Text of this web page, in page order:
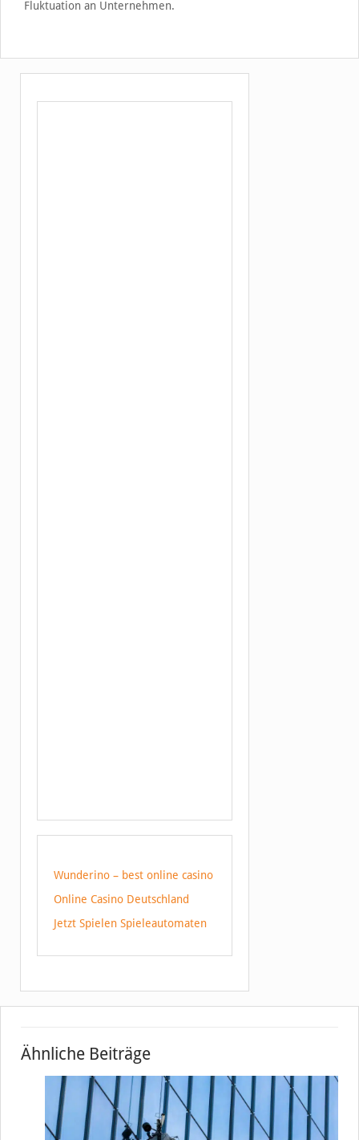
Fluktuation an Unternehmen.
Wunderino – best online casino
Online Casino Deutschland
Jetzt Spielen Spieleautomaten
Ähnliche Beiträge